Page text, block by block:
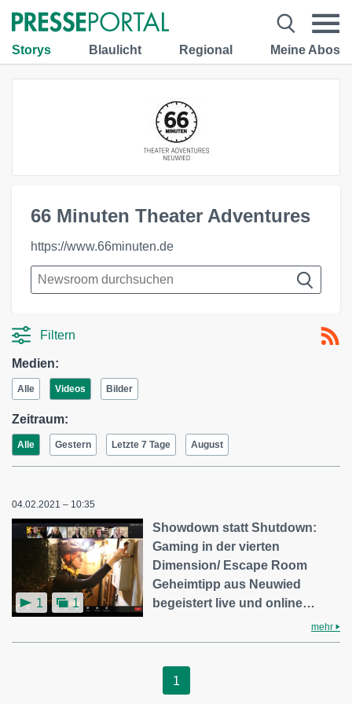
Storys Blaulicht Regional Meine Abos
66 Minuten Theater Adventures
https://www.66minuten.de
Filtern
Medien:
Alle Videos Bilder
Zeitraum:
Alle Gestern Letzte 7 Tage August
04.02.2021 – 10:35
1 1
Showdown statt Shutdown:
Gaming in der vierten
Dimension/ Escape Room
Geheimtipp aus Neuwied
begeistert live und online…
mehr
1